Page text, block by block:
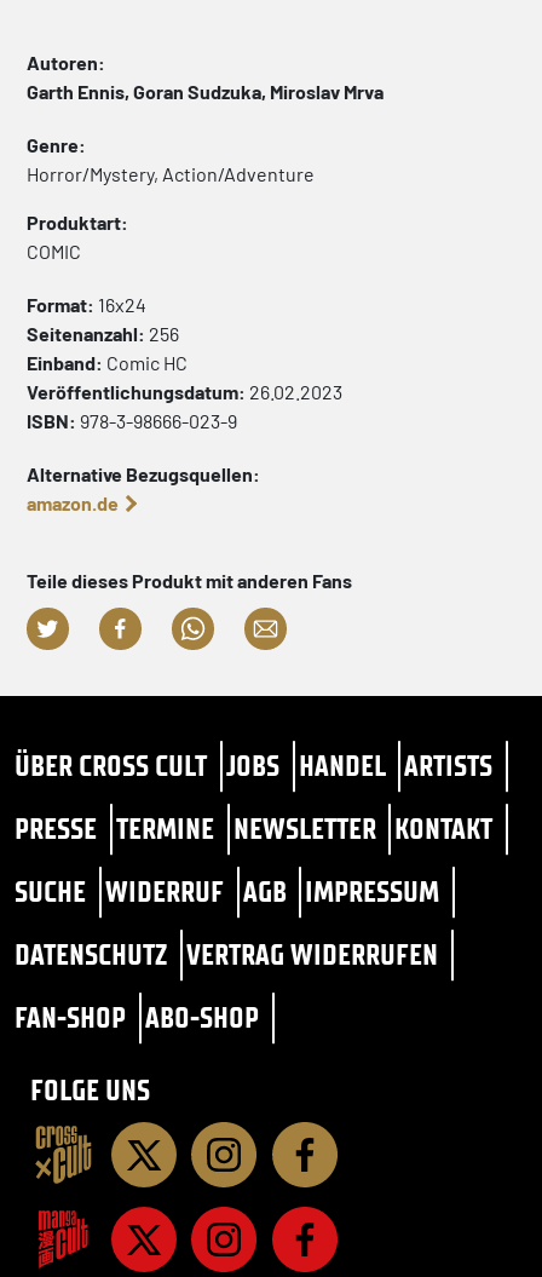
Autoren:
Garth Ennis, Goran Sudzuka, Miroslav Mrva
Genre:
Horror/Mystery, Action/Adventure
Produktart:
COMIC
Format: 16x24
Seitenanzahl: 256
Einband: Comic HC
Veröffentlichungsdatum: 26.02.2023
ISBN: 978-3-98666-023-9
Alternative Bezugsquellen:
amazon.de
Teile dieses Produkt mit anderen Fans
ÜBER CROSS CULT JOBS HANDEL ARTISTS
PRESSE TERMINE NEWSLETTER KONTAKT
SUCHE WIDERRUF AGB IMPRESSUM
DATENSCHUTZ VERTRAG WIDERRUFEN
FAN-SHOP ABO-SHOP
FOLGE UNS